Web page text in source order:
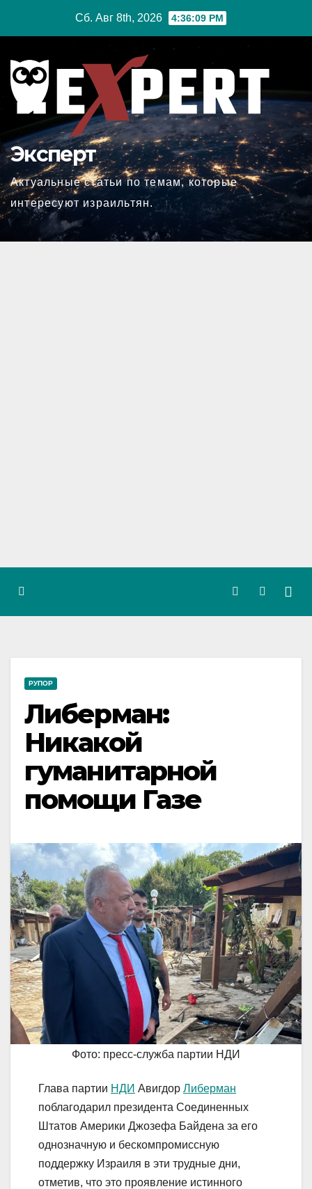
Сб. Авг 8th, 2026 4:36:10 PM
Эксперт
Актуальные статьи по темам, которые
интересуют израильтян.
РУПОР
Либерман:
Никакой
гуманитарной
помощи Газе
Фото: пресс-служба партии НДИ
Глава партии НДИ Авигдор Либерман
поблагодарил президента Соединенных
Штатов Америки Джозефа Байдена за его
однозначную и бескомпромиссную
поддержку Израиля в эти трудные дни,
отметив, что это проявление истинного